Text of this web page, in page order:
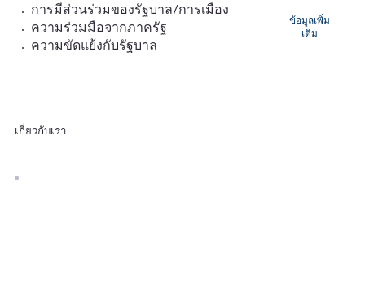
การมีส่วนร่วมของรัฐบาล/การเมือง
ความร่วมมือจากภาครัฐ
ความขัดแย้งกับรัฐบาล
ข้อมูลเพิ่ม
เติม
เกี่ยวกับเรา